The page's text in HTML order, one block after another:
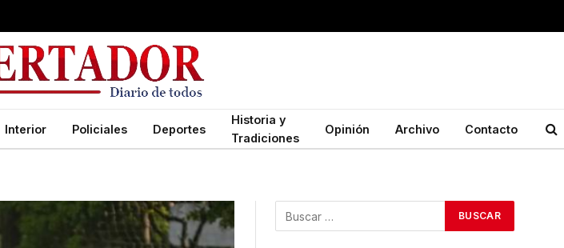
Interior Policiales Deportes
Historia y
Tradiciones
Opinión Archivo Contacto